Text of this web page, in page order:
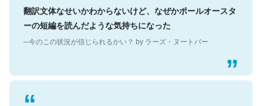
翻訳文体なせいかわからないけど、なぜかポールオースタ
ーの短編を読んだような気持ちになった
─今のこの状況が信じられるかい？ by ラーズ・ヌートバー